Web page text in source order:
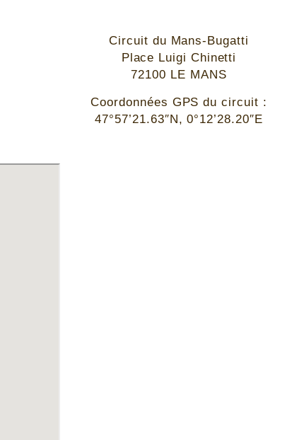
Circuit du Mans-Bugatti
Place Luigi Chinetti
72100 LE MANS
Coordonnées GPS du circuit :
47°57’21.63″N, 0°12’28.20″E